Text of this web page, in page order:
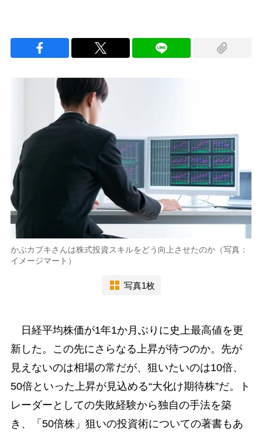
かぶカブキさんは株式投資スキルをどう向上させたのか（写真：
イメージマート）
写真1枚
日経平均株価が1年1か月ぶりに史上最高値を更
新した。この先にさらなる上昇が待つのか。先が
見えないのは相場の常だが、狙いたいのは10倍、
50倍といった上昇が見込める“大化け期待株”だ。ト
レーダーとしての失敗経験から独自の手法を築
き、「50倍株」狙いの投資術についての著書もあ